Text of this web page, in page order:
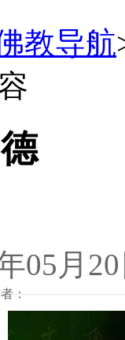
教导航
05月
：